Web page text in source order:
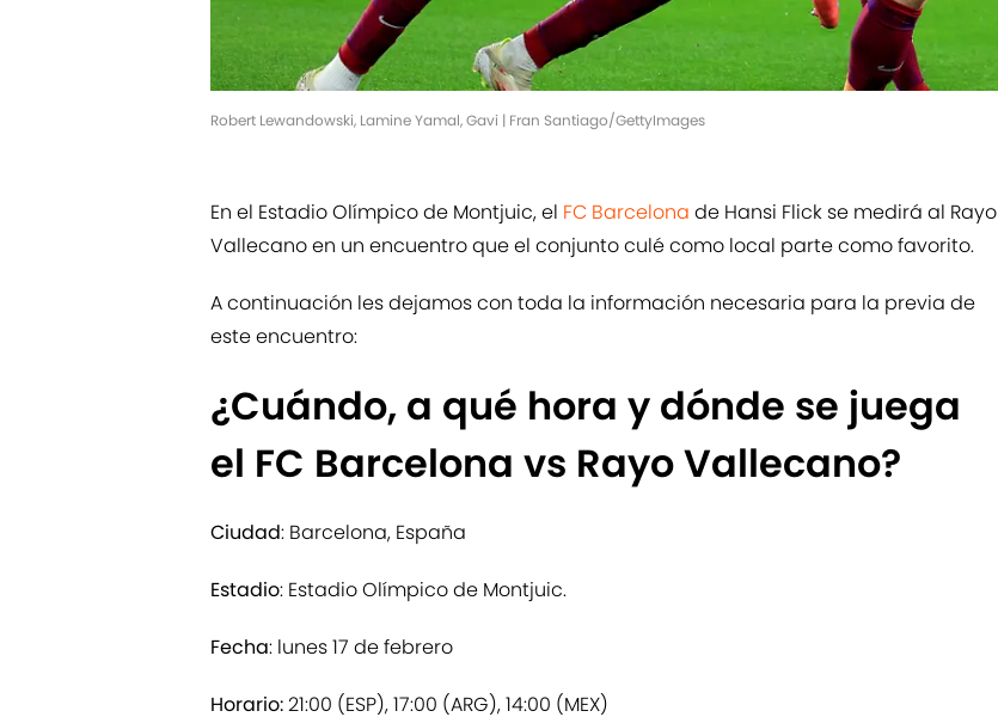
Robert Lewandowski, Lamine Yamal, Gavi | Fran Santiago/GettyImages
En el Estadio Olímpico de Montjuic, el FC Barcelona de Hansi Flick se medirá al Rayo
Vallecano en un encuentro que el conjunto culé como local parte como favorito.
A continuación les dejamos con toda la información necesaria para la previa de
este encuentro:
¿Cuándo, a qué hora y dónde se juega
el FC Barcelona vs Rayo Vallecano?
Ciudad: Barcelona, España
Estadio: Estadio Olímpico de Montjuic.
Fecha: lunes 17 de febrero
Horario:21:00 (ESP), 17:00 (ARG), 14:00 (MEX)